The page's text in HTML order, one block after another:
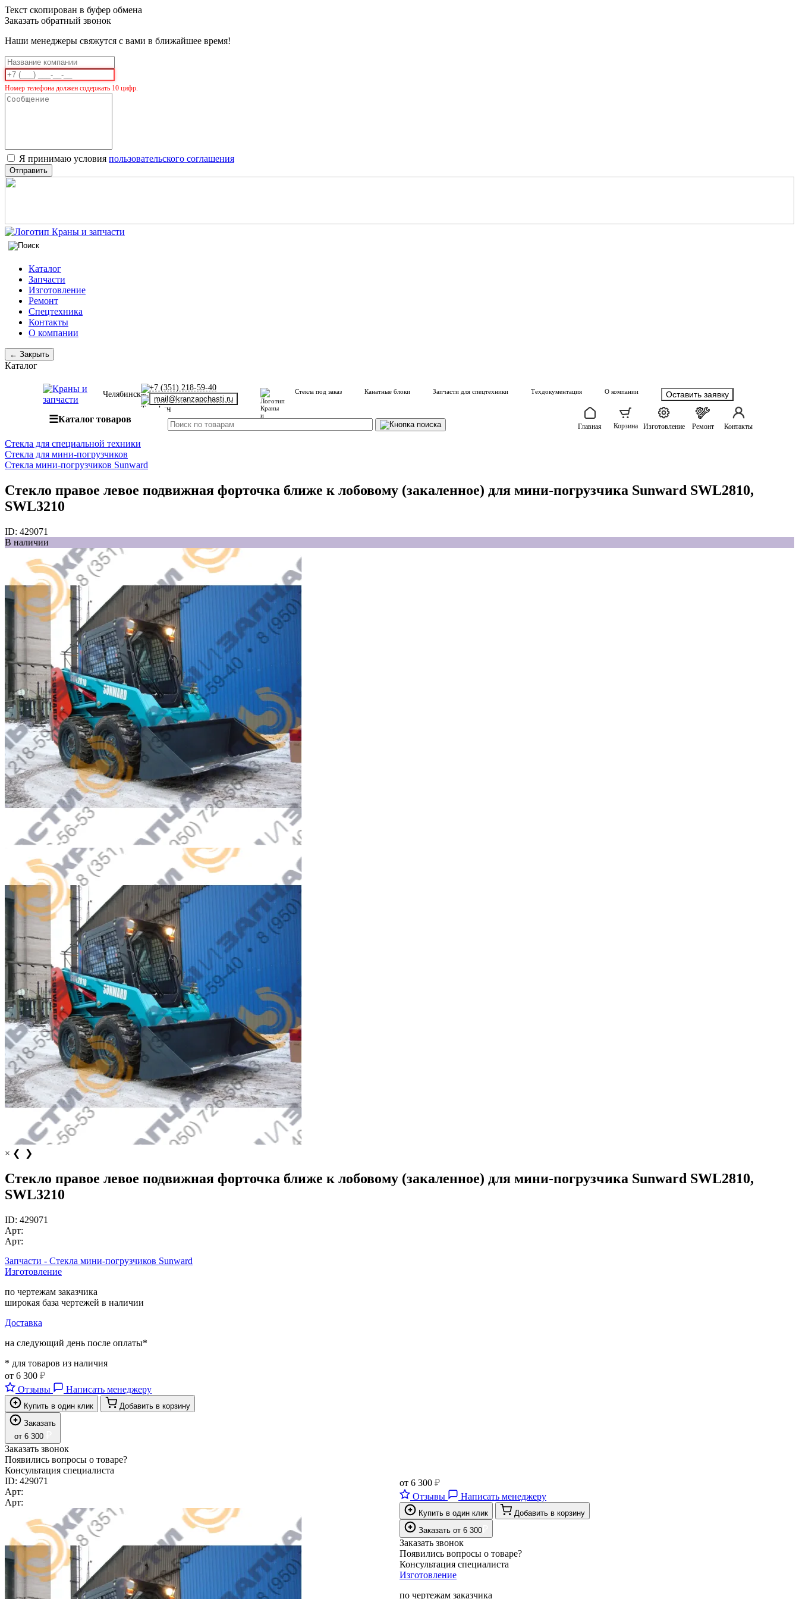
Текст скопирован в буфер обмена
Заказать обратный звонок
Наши менеджеры свяжутся с вами в ближайшее время!
Номер телефона должен содержать 10 цифр.
Я принимаю условия пользовательского соглашения
Отправить
Каталог
Запчасти
Изготовление
Ремонт
Спецтехника
Контакты
О компании
← Закрыть
Каталог
Челябинск
+7 (351) 218-59-40
mail@kranzapchasti.ru
Стекла под заказ Канатные блоки Запчасти для спецтехники Техдокументация О компании Оставить заявку
☰Каталог товаров
Главная Корзина Изготовление Ремонт Контакты
Стекла для специальной техники
Стекла для мини-погрузчиков
Стекла мини-погрузчиков Sunward
Стекло правое левое подвижная форточка ближе к лобовому (закаленное) для мини-погрузчика Sunward SWL2810,
SWL3210
ID: 429071
В наличии
× ❮ ❯
Стекло правое левое подвижная форточка ближе к лобовому (закаленное) для мини-погрузчика Sunward SWL2810,
SWL3210
ID: 429071
Арт:
Арт:
Запчасти - Стекла мини-погрузчиков Sunward
Изготовление
по чертежам заказчика
широкая база чертежей в наличии
Доставка
на следующий день после оплаты*
* для товаров из наличия
от 6 300 ₽
Отзывы
Написать менеджеру
Купить в один клик
Добавить в корзину
Заказать
от 6 300
Заказать звонок
Появились вопросы о товаре?
Консультация специалиста
ID: 429071
Арт:
Арт:
от 6 300 ₽
Отзывы
Написать менеджеру
Купить в один клик
Добавить в корзину
Заказать от 6 300
Заказать звонок
Появились вопросы о товаре?
Консультация специалиста
Изготовление
по чертежам заказчика